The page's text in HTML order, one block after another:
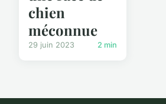
chien
méconnue
29 juin 2023 2 min